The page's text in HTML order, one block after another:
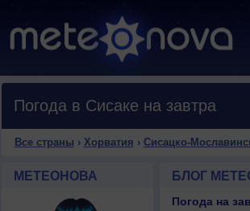
Погода в Сисаке на завтра
Все страны › Хорватия › Сисацко-
МЕТЕОНОВА БЛОГ